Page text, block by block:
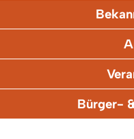
Bürger-